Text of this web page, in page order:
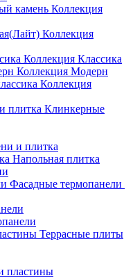
Коллекция
Коллекция
Коллекция Классика
Коллекция Модерн
Коллекция
Клинкерные
и плитка
Напольная плитка
Фасадные термопанели
Террасные плиты
пластины